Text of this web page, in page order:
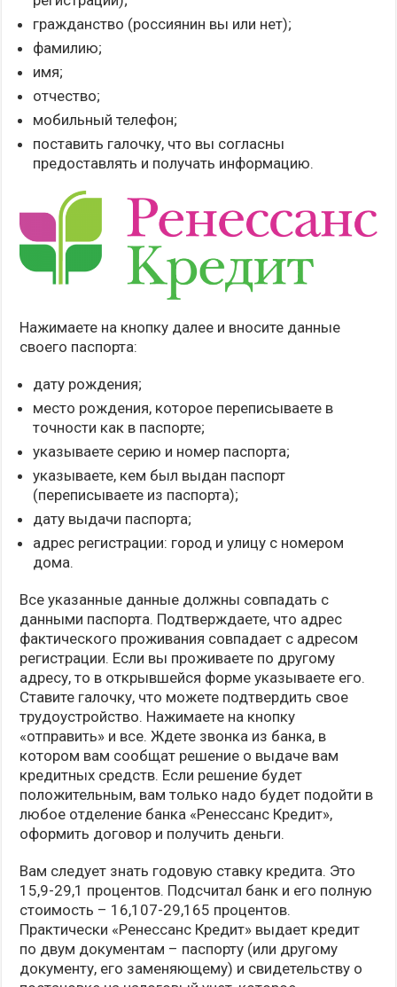
гражданство (россиянин вы или нет);
фамилию;
имя;
отчество;
мобильный телефон;
поставить галочку, что вы согласны
предоставлять и получать информацию.
Нажимаете на кнопку далее и вносите данные
своего паспорта:
дату рождения;
место рождения, которое переписываете в
точности как в паспорте;
указываете серию и номер паспорта;
указываете, кем был выдан паспорт
(переписываете из паспорта);
дату выдачи паспорта;
адрес регистрации: город и улицу с номером
дома.
Все указанные данные должны совпадать с
данными паспорта. Подтверждаете, что адрес
фактического проживания совпадает с адресом
регистрации. Если вы проживаете по другому
адресу, то в открывшейся форме указываете его.
Ставите галочку, что можете подтвердить свое
трудоустройство. Нажимаете на кнопку
«отправить» и все. Ждете звонка из банка, в
котором вам сообщат решение о выдаче вам
кредитных средств. Если решение будет
положительным, вам только надо будет подойти в
любое отделение банка «Ренессанс Кредит»,
оформить договор и получить деньги.
Вам следует знать годовую ставку кредита. Это
15,9-29,1 процентов. Подсчитал банк и его полную
стоимость – 16,107-29,165 процентов.
Практически «Ренессанс Кредит» выдает кредит
по двум документам – паспорту (или другому
документу, его заменяющему) и свидетельству о